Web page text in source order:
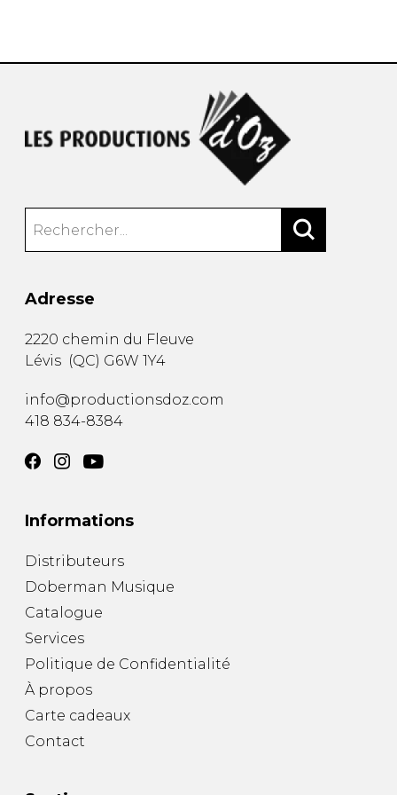
Adresse
2220 chemin du Fleuve
Lévis (QC) G6W 1Y4
info@productionsdoz.com
418 834-8384
Informations
Distributeurs
Doberman Musique
Catalogue
Services
Politique de Confidentialité
À propos
Carte cadeaux
Contact